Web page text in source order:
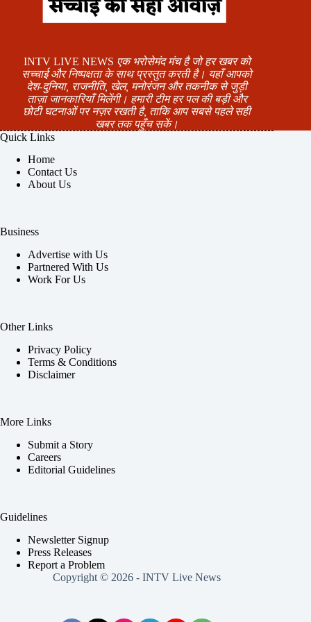
INTV LIVE NEWS एक भरोसेमंद मंच है जो हर खबर को
सच्चाई और निष्पक्षता के साथ प्रस्तुत करती है। यहाँ आपको
देश-दुनिया, राजनीति, खेल, मनोरंजन और तकनीक से जुड़ी
ताज़ा जानकारियाँ मिलेंगी। हमारी टीम हर पल की बड़ी और
छोटी घटनाओं पर नज़र रखती है, ताकि आप सबसे पहले सही
खबर तक पहुँच सकें।
Quick Links
Home
Contact Us
About Us
Business
Advertise with Us
Partnered With Us
Work For Us
Other Links
Privacy Policy
Terms & Conditions
Disclaimer
More Links
Submit a Story
Careers
Editorial Guidelines
Guidelines
Newsletter Signup
Press Releases
Report a Problem
Copyright © 2026 - INTV Live News